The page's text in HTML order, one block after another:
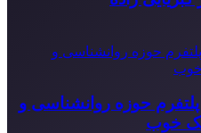
حوزه روانشناسی و
خوب